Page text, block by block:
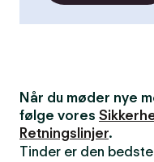
Når du møder nye
følge vores
Retningslinjer.
Tinder er den